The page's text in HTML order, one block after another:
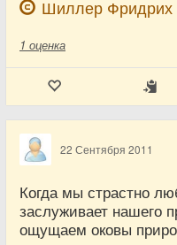
Шиллер Фридрих
1 оценка
22 Сентября 2011
Когда мы страстно
заслуживает нашего
ощущаем оковы